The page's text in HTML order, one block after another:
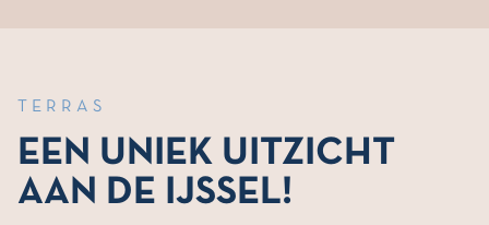
TERRAS
EEN UNIEK UITZICHT
AAN DE IJSSEL!